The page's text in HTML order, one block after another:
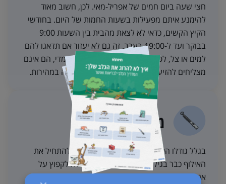
חצי שעה ביום חמים של אפריל-מאי. לכן, חשוב מאוד
להימנע איתם מפעילות בשעות החמות של היום. בחודשי
הקיץ הקשים, כדאי לא לצאת מהבית בין השעות 9:00
בבוקר ועד ל-19:00 בערב. זה גם לא יעזור אם תדאגו להם
למים או צל, לפעמים החום פשוט קשה להם מדי, הם אינם
מצליחים להזיע וטמפרטורת הגוף שלהם עולה במהירות.
מילה של מאלף
בגלל גודלו העצום של סן ברנרד בוגר, רצוי להתחיל את
האילוף כבר בגיל מאוד צעיר וללמד אותו לא לקפוץ על
אנשים כבר כשהוא גור. מדובר בכלב נבון מאוד ולכן, קל